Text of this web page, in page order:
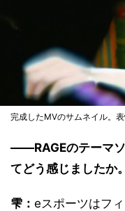
完成したMVのサムネイル。
――RAGEのテーマ
てどう感じましたか。
雫： eスポーツはフ